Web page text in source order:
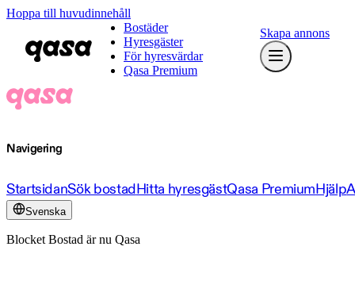
Hoppa till huvudinnehåll
Bostäder
Hyresgäster
För hyresvärdar
Qasa Premium
Skapa annons
Navigering
StartsidanSök bostadHitta hyresgästQasa PremiumHjälp
Svenska
Blocket Bostad är nu Qasa